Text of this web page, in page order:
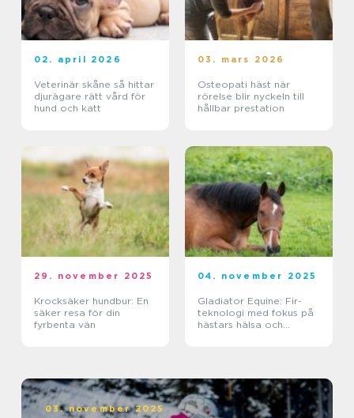
02. april 2026
Veterinär skåne så hittar
djurägare rätt vård för
hund och katt
03. mars 2026
Osteopati häst när
rörelse blir nyckeln till
hållbar prestation
29. november 2025
Krocksäker hundbur: En
säker resa för din
fyrbenta vän
04. november 2025
Gladiator Equine: Fir-
teknologi med fokus på
hästars hälsa och
03. november 2025